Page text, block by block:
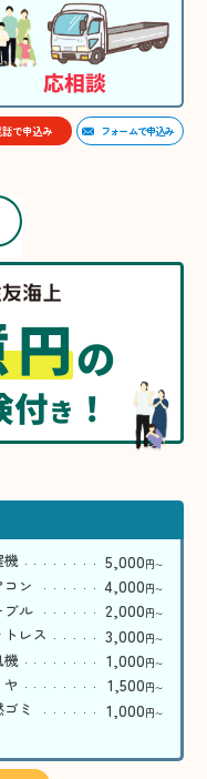
応相談
話で申込み フォームで申込み
円の
付き ！
機 5,000円〜
コン 4,000円〜
ブル 2,000円〜
トレス 3,000円〜
機 1,000円〜
ヤ 1,500円〜
ミ 1,000円〜